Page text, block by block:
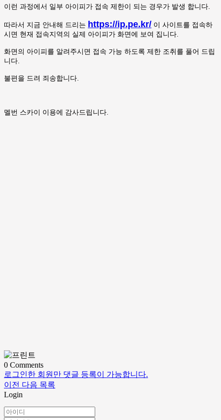
이런 과정에서 일부 아이피가 접속 제한이 되는 경우가 발생 합니다.
따라서 지금 안내해 드리는 https://ip.pe.kr/ 이 사이트를 접속하
시면 현재 접속지역의 실제 아이피가 화면에 보여 집니다.
화면의 아이피를 알려주시면 접속 가능 하도록 제한 조취를 풀어 드립
니다.
불편을 드려 죄송합니다.
멜번 스카이 이용에 감사드립니다.
0 Comments
로그인한 회원만 댓글 등록이 가능합니다.
이전 다음 목록
Login